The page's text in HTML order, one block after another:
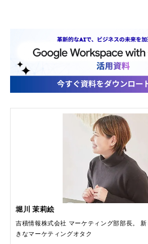
堀川 茉莉絵
吉積情報株式会社 マーケティング部部長。
きなマーケティングオタク